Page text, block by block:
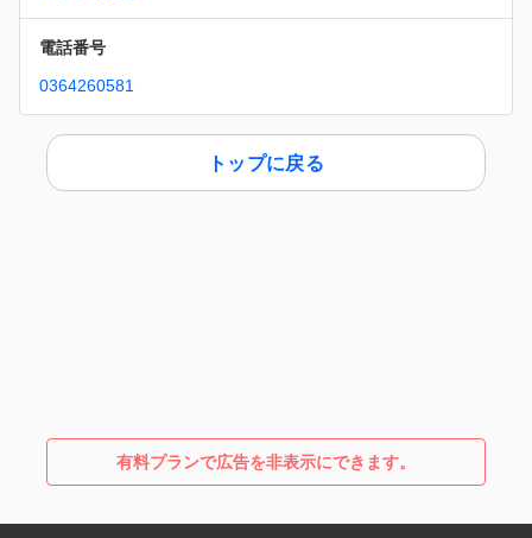
電話番号
0364260581
トップに戻る
有料プランで広告を非表示にできます。